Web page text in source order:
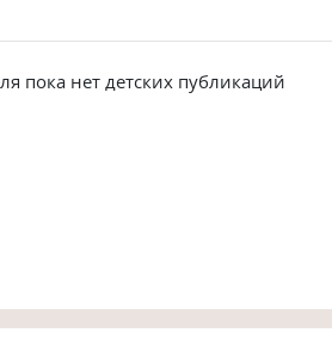
пока нет детских публикаций